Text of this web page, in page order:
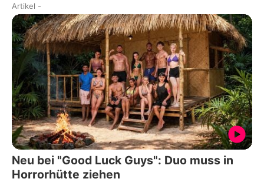
Artikel -
Neu bei "Good Luck Guys": Duo muss in
Horrorhütte ziehen